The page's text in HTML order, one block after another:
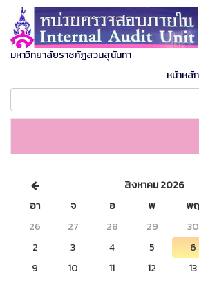
มหาวิทยาลัยราชภัฏสวนสุนันทา
หน้าหลั
สิงหาคม 2026
อา
จ อ พ พฤ
26
27 28 29 30
2
3 4 5 6
9
10 11 12 13